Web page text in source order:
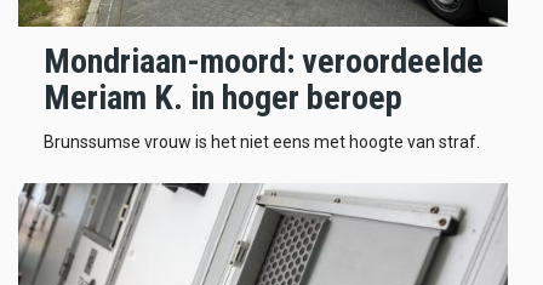
Mondriaan-moord: veroordeelde
Meriam K. in hoger beroep
Brunssumse vrouw is het niet eens met hoogte van straf.